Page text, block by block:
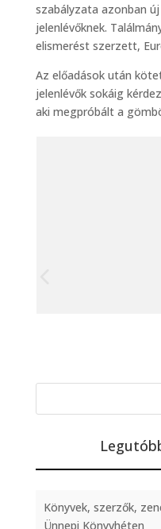
szabályzata azonban
jelenlévőknek.
elismerést szerzett,
Az előadások után
jelenlévők sokáig
aki megpróbált a
Könyvek, szerzők,
Ünnepi Könyvhéten